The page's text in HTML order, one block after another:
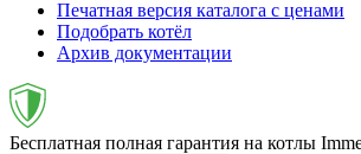
Печатная версия каталога с ценами
Подобрать котёл
Архив документации
Бесплатная полная гарантия на котлы